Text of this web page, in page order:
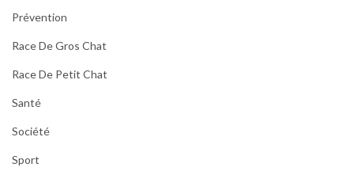
Prévention
Race De Gros Chat
Race De Petit Chat
Santé
Société
Sport